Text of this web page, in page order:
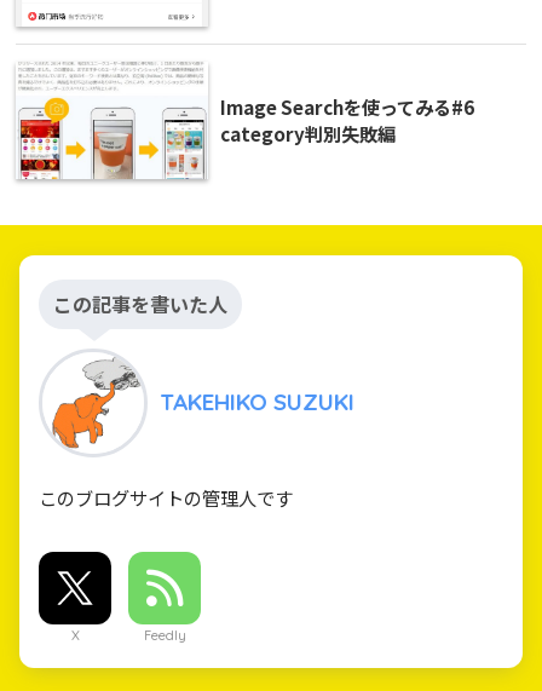
Image Searchを使ってみる#6
category判別失敗編
この記事を書いた人
TAKEHIKO SUZUKI
このブログサイトの管理人です
X Feedly